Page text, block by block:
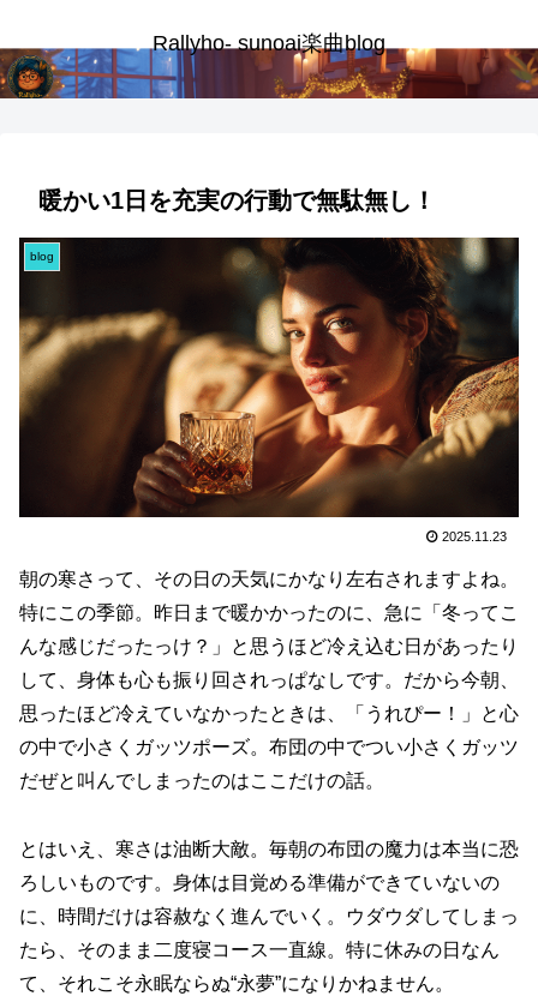
Rallyho- sunoai楽曲blog
暖かい1日を充実の行動で無駄無し！
blog
2025.11.23
朝の寒さって、その日の天気にかなり左右されますよね。
特にこの季節。昨日まで暖かかったのに、急に「冬ってこ
んな感じだったっけ？」と思うほど冷え込む日があったり
して、身体も心も振り回されっぱなしです。だから今朝、
思ったほど冷えていなかったときは、「うれぴー！」と心
の中で小さくガッツポーズ。布団の中でつい小さくガッツ
だぜと叫んでしまったのはここだけの話。
とはいえ、寒さは油断大敵。毎朝の布団の魔力は本当に恐
ろしいものです。身体は目覚める準備ができていないの
に、時間だけは容赦なく進んでいく。ウダウダしてしまっ
たら、そのまま二度寝コース一直線。特に休みの日なん
て、それこそ永眠ならぬ“永夢”になりかねません。